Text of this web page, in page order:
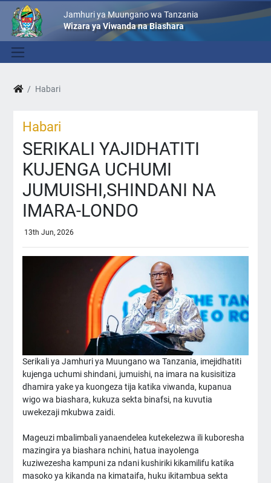
Jamhuri ya Muungano wa Tanzania
Wizara ya Viwanda na Biashara
Habari
Habari
SERIKALI YAJIDHATITI
KUJENGA UCHUMI
JUMUISHI,SHINDANI NA
IMARA-LONDO
13th Jun, 2026
Serikali ya Jamhuri ya Muungano wa Tanzania, imejidhatiti
kujenga uchumi shindani, jumuishi, na imara na kusisitiza
dhamira yake ya kuongeza tija katika viwanda, kupanua
wigo wa biashara, kukuza sekta binafsi, na kuvutia
uwekezaji mkubwa zaidi.
Mageuzi mbalimbali yanaendelea kutekelezwa ili kuboresha
mazingira ya biashara nchini, hatua inayolenga
kuziwezesha kampuni za ndani kushiriki kikamilifu katika
masoko ya kikanda na kimataifa, huku ikitambua sekta